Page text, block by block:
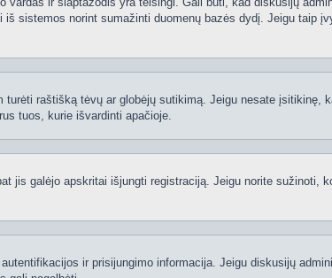
sistemos norint sumažinti duomenų bazės dydį. Jeigu taip
raštišką tėvų ar globėjų sutikimą. Jeigu nesate įsitikinę,
tuos, kurie išvardinti apačioje.
jis galėjo apskritai išjungti registraciją. Jeigu norite sužinoti,
ir prisijungimo informacija. Jeigu diskusijų